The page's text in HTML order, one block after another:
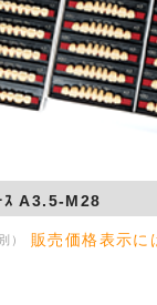
ｽ A3.5-M28
）
販売価格表示に